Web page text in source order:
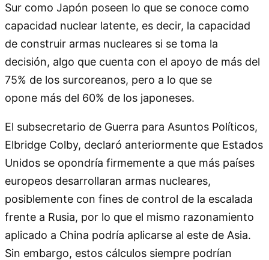
Sur como Japón poseen lo que se conoce como
capacidad nuclear latente, es decir, la capacidad
de construir armas nucleares si se toma la
decisión, algo que cuenta con el apoyo de más del
75% de los surcoreanos, pero a lo que se
opone más del 60% de los japoneses.
El subsecretario de Guerra para Asuntos Políticos,
Elbridge Colby, declaró anteriormente que Estados
Unidos se opondría firmemente a que más países
europeos desarrollaran armas nucleares,
posiblemente con fines de control de la escalada
frente a Rusia, por lo que el mismo razonamiento
aplicado a China podría aplicarse al este de Asia.
Sin embargo, estos cálculos siempre podrían